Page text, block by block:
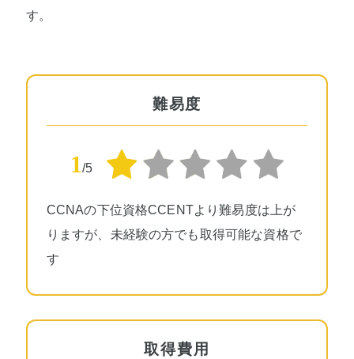
す。
難易度
1/5
CCNAの下位資格CCENTより難易度は上が
りますが、未経験の方でも取得可能な資格で
す
取得費用